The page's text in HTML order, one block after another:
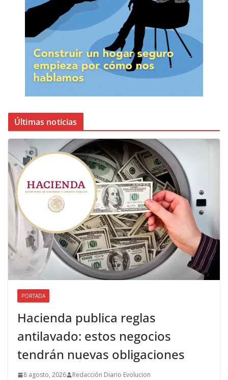
Últimas noticias
PORTADA
Hacienda publica reglas
antilavado: estos negocios
tendrán nuevas obligaciones
8 agosto, 2026 Redacción Diario Evolucion